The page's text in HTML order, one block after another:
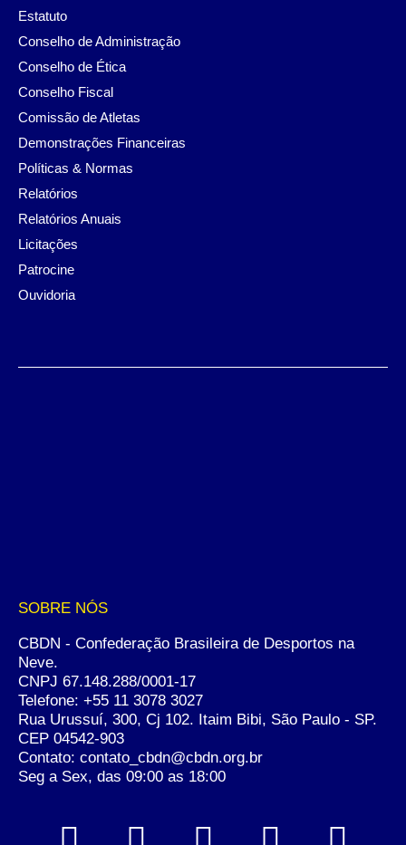
Estatuto
Conselho de Administração
Conselho de Ética
Conselho Fiscal
Comissão de Atletas
Demonstrações Financeiras
Políticas & Normas
Relatórios
Relatórios Anuais
Licitações
Patrocine
Ouvidoria
SOBRE NÓS
CBDN - Confederação Brasileira de Desportos na
Neve.
CNPJ 67.148.288/0001-17
Telefone: +55 11 3078 3027
Rua Urussuí, 300, Cj 102. Itaim Bibi, São Paulo - SP.
CEP 04542-903
Contato: contato_cbdn@cbdn.org.br
Seg a Sex, das 09:00 as 18:00